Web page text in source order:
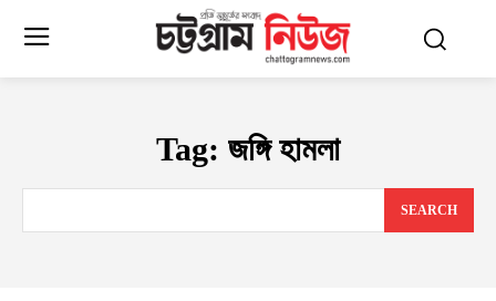
Tag: জঙ্গি হামলা
SEARCH